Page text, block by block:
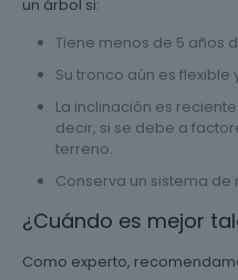
un árbol si:
Tiene menos de 5 años
Su tronco aún es flexible
La inclinación es
decir, si se debe a
terreno.
Conserva un sistema
¿Cuándo es mejor
Como experto,